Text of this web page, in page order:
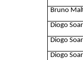
Bruno
Diogo
Diogo
Diogo